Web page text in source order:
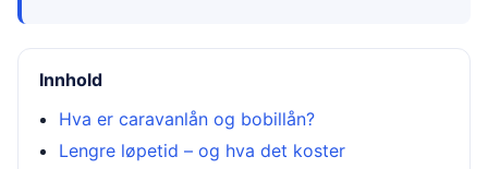
Innhold
Hva er caravanlån og bobillån?
Lengre løpetid – og hva det koster